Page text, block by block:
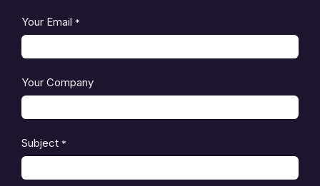
Your Email *
Your Company
Subject *